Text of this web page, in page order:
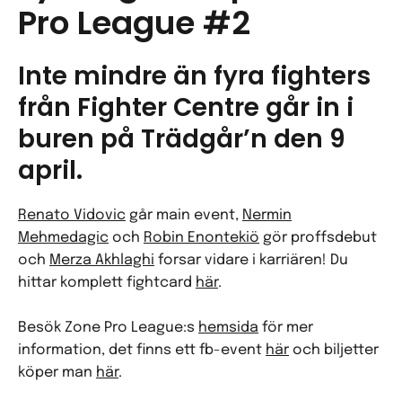
Pro League #2
Inte mindre än fyra fighters
från Fighter Centre går in i
buren på Trädgår’n den 9
april.
Renato Vidovic går main event, Nermin
Mehmedagic och Robin Enontekiö gör proffsdebut
och Merza Akhlaghi forsar vidare i karriären! Du
hittar komplett fightcard här.
Besök Zone Pro League:s hemsida för mer
information, det finns ett fb-event här och biljetter
köper man här.